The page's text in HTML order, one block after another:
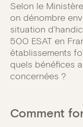
Selon le
on dénombre
situation
500 ESAT en
établissements
quels bénéfices
concernées ?
Comment